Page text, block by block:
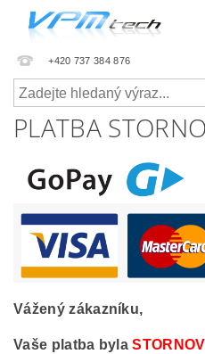
+420 737 384 876
PLATBA
Vážený zákazníku,
Vaše platba byla